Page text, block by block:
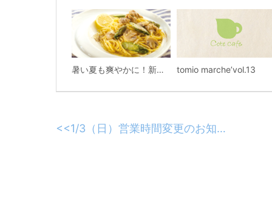
暑い夏も爽やかに！新ランチメニュー「房総ハーブ鶏のレモンクリームパスタ」 tomio marche’vol.13
<<1/3（日）営業時間変更のお知らせ